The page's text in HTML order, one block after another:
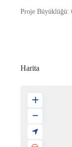
Proje Büyüklüğü:
Harita